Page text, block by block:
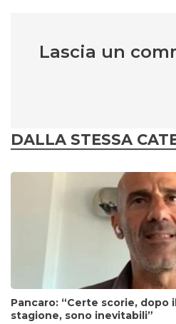
Lascia un
DALLA STESSA
Pancaro: “Certe scorie, dopo
stagione, sono inevitabili”